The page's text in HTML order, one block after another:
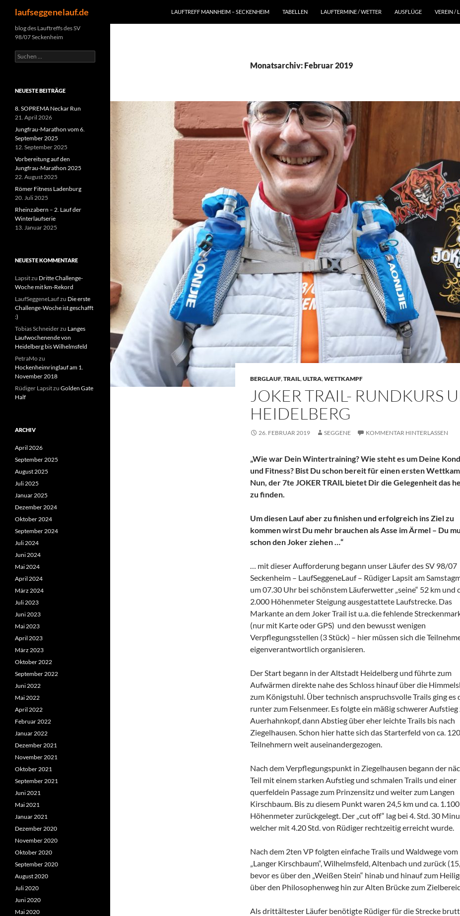
Inhalt
springen
laufseggenelauf.de LAUFTREFF MANNHEIM – SECKENHEIM TABELLEN LAUFTERMINE / WETTER AUSFLÜGE VEREIN /
Monatsarchiv: Februar 2019
BERGLAUF,TRAIL,ULTRA,WETTKAMPF
JOKER TRAIL- RUNDKURS
HEIDELBERG
26. FEBRUAR 2019 SEGGENE KOMMENTAR HINTERLASSEN
„Wie war Dein Wintertraining? Wie steht es um Deine
und Fitness? Bist Du schon bereit für einen ersten
Nun, der 7te JOKER TRAIL bietet Dir die Gelegenheit das
zu finden.
Um diesen Lauf aber zu finishen und erfolgreich ins Ziel zu
kommen wirst Du mehr brauchen als Asse im Ärmel – Du
schon den Joker ziehen …“
… mit dieser Aufforderung begann unser Läufer des SV 98/07
Seckenheim – LaufSeggeneLauf – Rüdiger Lapsit am
um 07.30 Uhr bei schönstem Läuferwetter „seine“ 52 km und
2.000 Höhenmeter Steigung ausgestattete Laufstrecke. Das
Markante an dem Joker Trail ist u.a. die fehlende
(nur mit Karte oder GPS) und den bewusst wenigen
Verpflegungsstellen (3 Stück) – hier müssen sich die
eigenverantwortlich organisieren.
Der Start begann in der Altstadt Heidelberg und führte zum
Aufwärmen direkte nahe des Schloss hinauf über die
zum Königstuhl. Über technisch anspruchsvolle Trails ging es
runter zum Felsenmeer. Es folgte ein mäßig schwerer Aufstieg
Auerhahnkopf, dann Abstieg über eher leichte Trails bis nach
Ziegelhausen. Schon hier hatte sich das Starterfeld von ca. 120
Teilnehmern weit auseinandergezogen.
Nach dem Verpflegungspunkt in Ziegelhausen begann der
Teil mit einem starken Aufstieg und schmalen Trails und einer
querfeldein Passage zum Prinzensitz und weiter zum Langen
Kirschbaum. Bis zu diesem Punkt waren 24,5 km und ca. 1.100
Höhenmeter zurückgelegt. Der „cut off“ lag bei 4. Std. 30
welcher mit 4.20 Std. von Rüdiger rechtzeitig erreicht wurde.
Nach dem 2ten VP folgten einfache Trails und Waldwege vom
„Langer Kirschbaum“, Wilhelmsfeld, Altenbach und zurück
bevor es über den „Weißen Stein“ hinab und hinauf zum
über den Philosophenweg hin zur Alten Brücke zum
Als drittältester Läufer benötigte Rüdiger für die Strecke
blog des Lauftreffs des SV
98/07 Seckenheim
Suchen
nach:
NEUESTE BEITRÄGE
8. SOPREMA Neckar Run
21. April 2026
Jungfrau-Marathon vom 6.
September 2025
12. September 2025
Vorbereitung auf den
Jungfrau-Marathon 2025
22. August 2025
Römer Fitness Ladenburg
20. Juli 2025
Rheinzabern – 2. Lauf der
Winterlaufserie
13. Januar 2025
NEUESTE KOMMENTARE
Lapsitzu Dritte Challenge-
Woche mit km-Rekord
LaufSeggeneLaufzu Die erste
Challenge-Woche ist geschafft
:)
Tobias Schneiderzu Langes
Laufwochenende von
Heidelberg bis Wilhelmsfeld
PetraMozu
Hockenheimringlauf am 1.
November 2018
Rüdiger Lapsitzu Golden Gate
Half
ARCHIV
April 2026
September 2025
August 2025
Juli 2025
Januar 2025
Dezember 2024
Oktober 2024
September 2024
Juli 2024
Juni 2024
Mai 2024
April 2024
März 2024
Juli 2023
Juni 2023
Mai 2023
April 2023
März 2023
Oktober 2022
September 2022
Juni 2022
Mai 2022
April 2022
Februar 2022
Januar 2022
Dezember 2021
November 2021
Oktober 2021
September 2021
Juni 2021
Mai 2021
Januar 2021
Dezember 2020
November 2020
Oktober 2020
September 2020
August 2020
Juli 2020
Juni 2020
Mai 2020